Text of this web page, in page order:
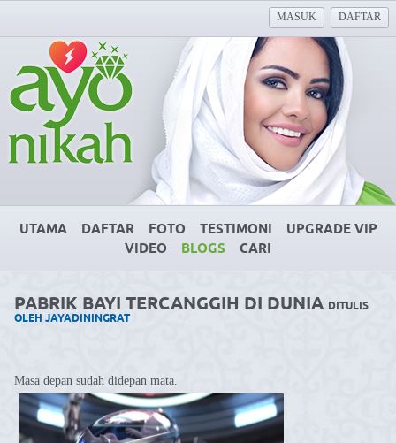
MASUK DAFTAR
UTAMA DAFTAR FOTO TESTIMONI
UPGRADE VIP
VIDEO
BLOGS CARI
⁣PABRIK BAYI TERCANGGIH DI DUNIA DITULIS
OLEH JAYADININGRAT
Masa depan sudah didepan mata.